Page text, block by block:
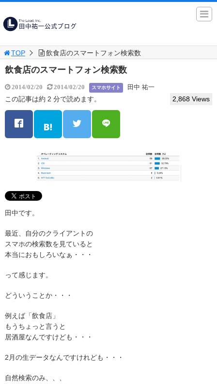
TOP 飲食店のスマートフォン検索数
飲食店のスマートフォン検索数
2014/02/20 2014/02/20 スマホサイト 田中 祐一
この記事は約 2 分で読めます。 2,868 Views
田中です。
最近、自分のクライアントの
スマホの検索数を見ていると
本当におもしろいなぁ・・・
って感じます。
どういうことか・・・
例えば「飲食店」
もうちょっと言うと
居酒屋なんですけども・・・
2月の生データなんですけれども・・・
自然検索のみ、、、